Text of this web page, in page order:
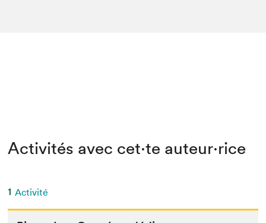
Activités avec cet·te auteur·rice
1 Activité